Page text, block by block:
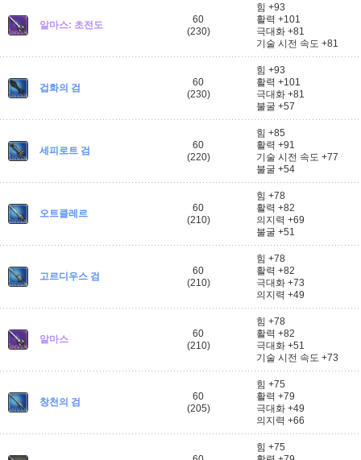
알마스: 초전도
60
(230)
힘 +93
활력 +101
극대화 +81
기술 시전 속도 +81
겁화의 검
60
(230)
힘 +93
활력 +101
극대화 +81
불굴 +57
세피로트 검
60
(220)
힘 +85
활력 +91
기술 시전 속도 +77
불굴 +54
오트클레르
60
(210)
힘 +78
활력 +82
의지력 +69
불굴 +51
고르디우스 검
60
(210)
힘 +78
활력 +82
극대화 +73
의지력 +49
알마스
60
(210)
힘 +78
활력 +82
극대화 +51
기술 시전 속도 +73
창천의 검
60
(205)
힘 +75
활력 +79
극대화 +49
의지력 +66
힘 +75